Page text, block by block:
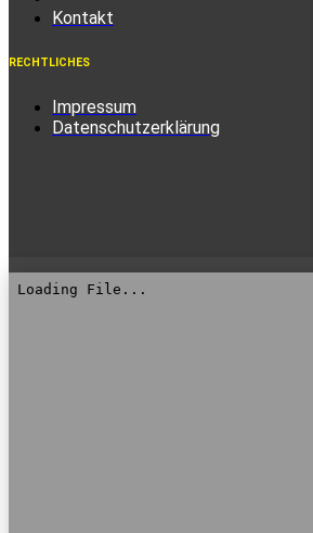
Kontakt
RECHTLICHES
Impressum
Datenschutzerklärung